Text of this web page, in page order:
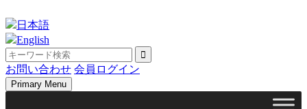
to
content
日本語
English
お問い合わせ 会員ログイン
Primary Menu